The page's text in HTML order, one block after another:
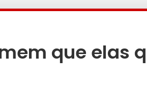
que elas